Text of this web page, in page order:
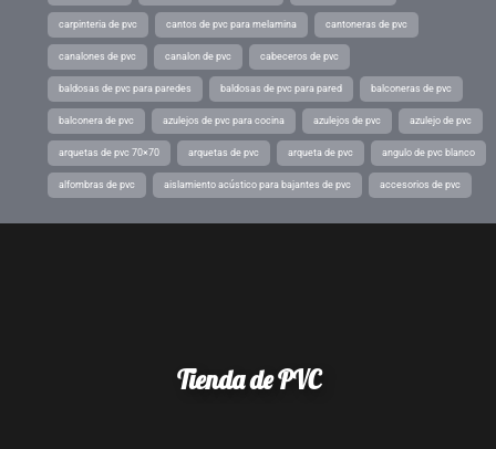
carpinteria de pvc cantos de pvc para melamina cantoneras de pvc
canalones de pvc canalon de pvc cabeceros de pvc
baldosas de pvc para paredes baldosas de pvc para pared balconeras de pvc
balconera de pvc azulejos de pvc para cocina azulejos de pvc azulejo de pvc
arquetas de pvc 70×70 arquetas de pvc arqueta de pvc angulo de pvc blanco
alfombras de pvc aislamiento acústico para bajantes de pvc accesorios de pvc
Tienda de PVC